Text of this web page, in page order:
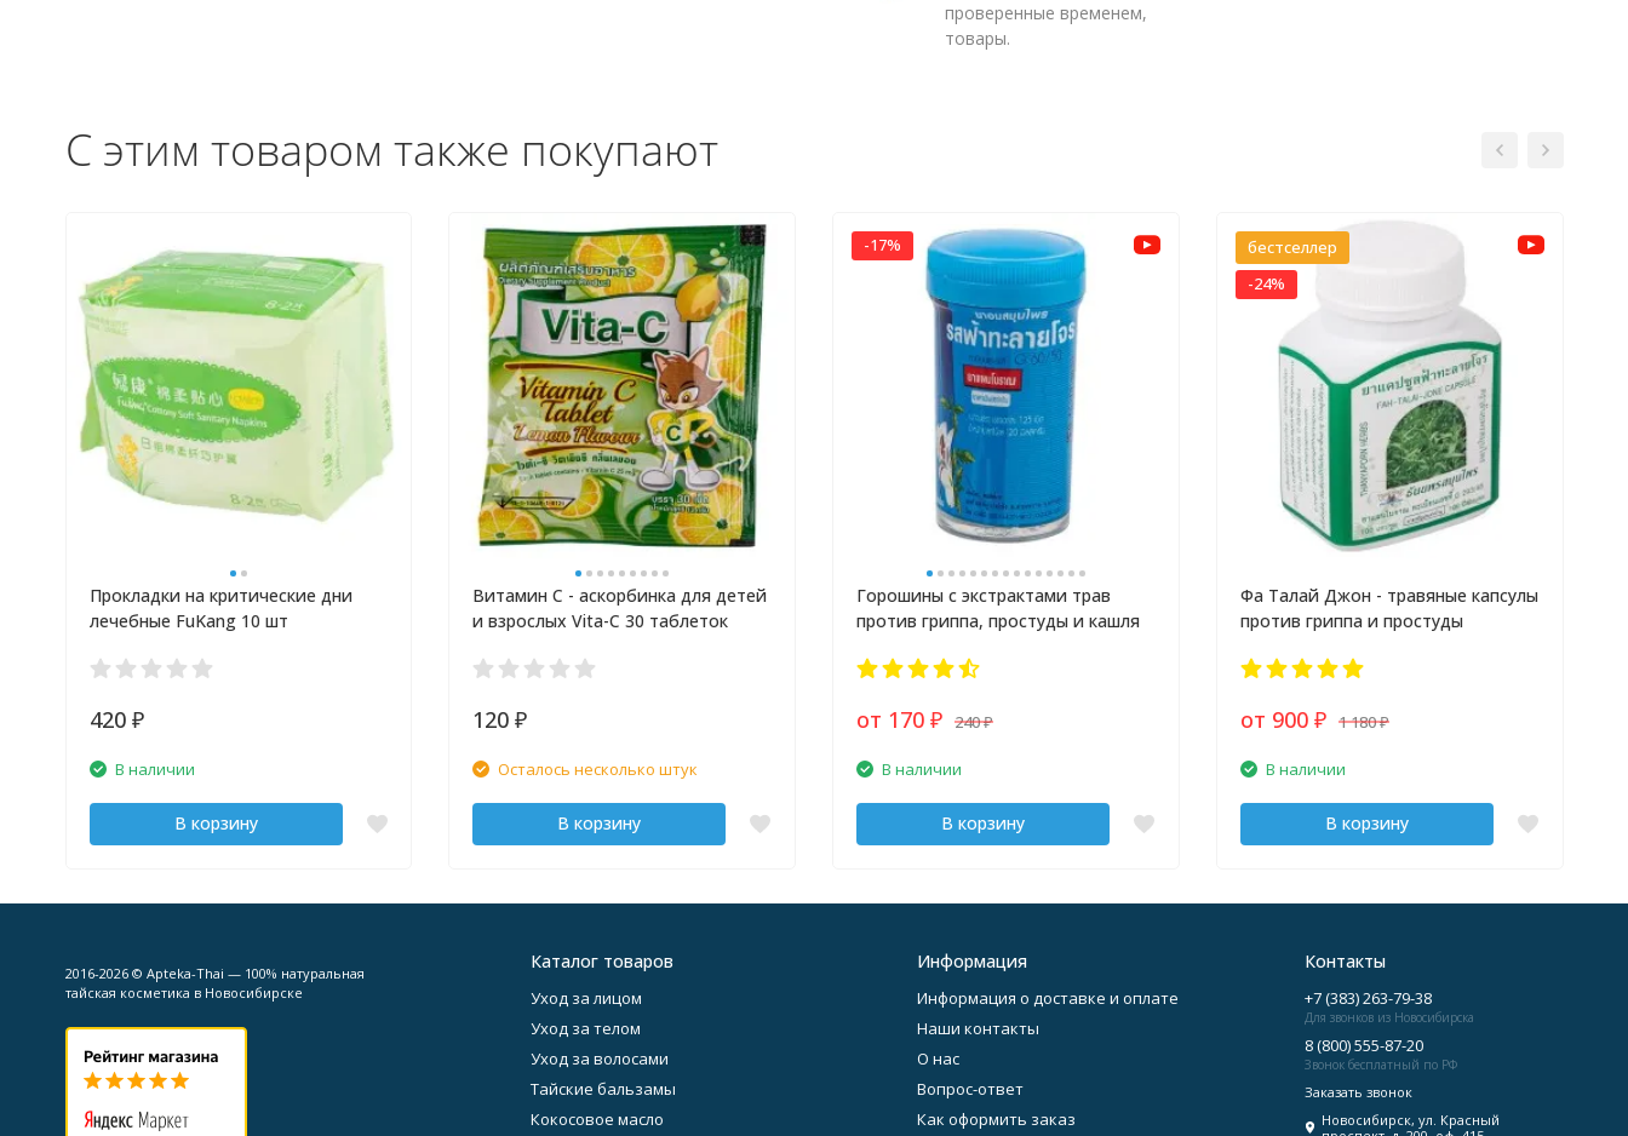
проверенные временем,
товары.
С этим товаром также покупают
Прокладки на критические дни
лечебные FuKang 10 шт
420 ₽
В наличии
В корзину
Витамин С - аскорбинка для детей
и взрослых Vita-C 30 таблеток
120₽
Осталось несколько штук
В корзину
-17%
Горошины с экстрактами трав
против гриппа, простуды и кашля
от 170 ₽ 240₽
В наличии
В корзину
бестселлер
-24%
Фа Талай Джон - травяные капсулы
против гриппа и простуды
от 900 ₽ 1 180₽
В наличии
В корзину
2016-2026 © Apteka-Thai — 100% натуральная
тайская косметика в Новосибирске
Каталог товаров
Уход за лицом
Уход за телом
Уход за волосами
Тайские бальзамы
Кокосовое масло
Информация
Информация о доставке и оплате
Наши контакты
О нас
Вопрос-ответ
Как оформить заказ
Контакты
+7 (383) 263-79-38
Для звонков из Новосибирска
8 (800) 555-87-20
Звонок бесплатный по РФ
Заказать звонок
Новосибирск, ул. Красный